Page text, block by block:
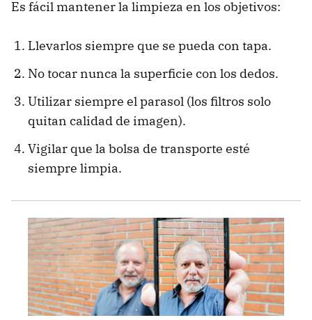
Es fácil mantener la limpieza en los objetivos:
Llevarlos siempre que se pueda con tapa.
No tocar nunca la superficie con los dedos.
Utilizar siempre el parasol (los filtros solo
quitan calidad de imagen).
Vigilar que la bolsa de transporte esté
siempre limpia.